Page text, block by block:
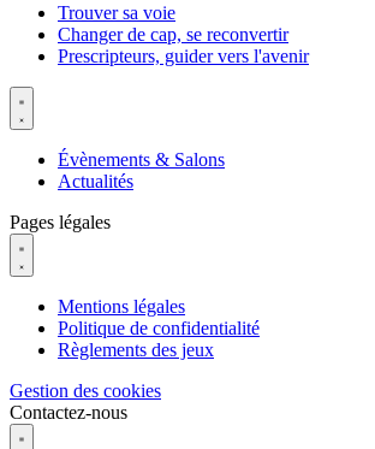
Trouver sa voie
Changer de cap, se reconvertir
Prescripteurs, guider vers l'avenir
Évènements & Salons
Actualités
Pages légales
Mentions légales
Politique de confidentialité
Règlements des jeux
Gestion des cookies
Contactez-nous